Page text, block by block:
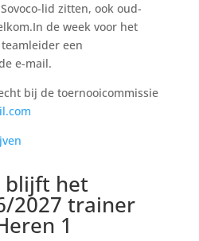
lid zitten, ook oud-
In de week voor het
een
e-mail.
bij de toernooicommissie
blijft het
2027 trainer
1